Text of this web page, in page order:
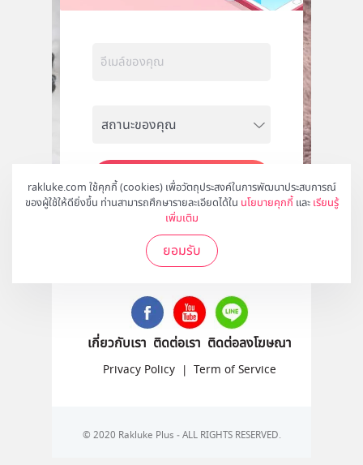
rakluke.com ใช้คุกกี้ (cookies) เพื่อวัตถุประสงค์ในการพัฒนาประสบการณ์
ของผู้ใช้ให้ดียิ่งขึ้น ท่านสามารถศึกษารายละเอียดได้ใน นโยบายคุกกี้ และ เรียนรู้
เพิ่มเติม
ยอมรับ
สมัคร
ติดตามเราได้ที่
เกี่ยวกับเรา ติดต่อเรา ติดต่อลงโฆษณา
Privacy Policy | Term of Service
© 2020 Rakluke Plus - ALL RIGHTS RESERVED.